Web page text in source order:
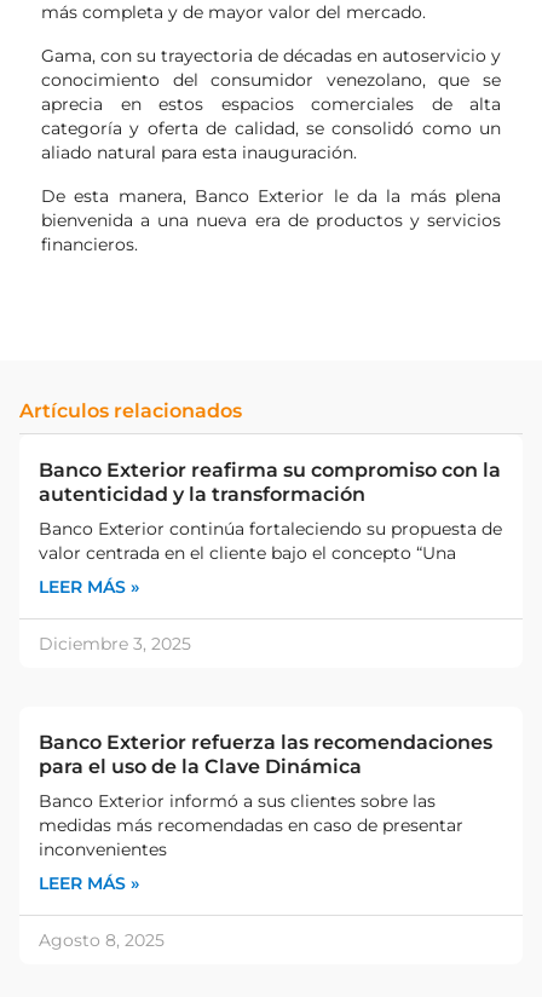
más completa y de mayor valor del mercado.
Gama, con su trayectoria de décadas en autoservicio y
conocimiento del consumidor venezolano, que se
aprecia en estos espacios comerciales de alta
categoría y oferta de calidad, se consolidó como un
aliado natural para esta inauguración.
De esta manera, Banco Exterior le da la más plena
bienvenida a una nueva era de productos y servicios
financieros.
Artículos relacionados
Banco Exterior reafirma su compromiso con la
autenticidad y la transformación​
Banco Exterior continúa fortaleciendo su propuesta de
valor centrada en el cliente bajo el concepto “Una
LEER MÁS »
Diciembre 3, 2025
Banco Exterior refuerza las recomendaciones
para el uso de la Clave Dinámica
Banco Exterior informó a sus clientes sobre las
medidas más recomendadas en caso de presentar
inconvenientes
LEER MÁS »
Agosto 8, 2025